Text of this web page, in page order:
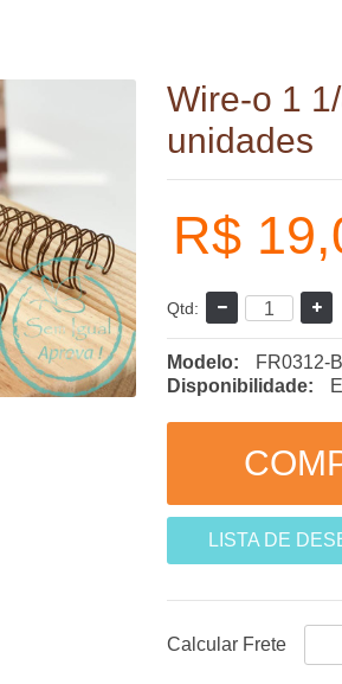
Wire-o 1
unidades
R$
Qtd:
Modelo:
FR0312-
Disponibilidade:
LISTA DE
Calcular Frete